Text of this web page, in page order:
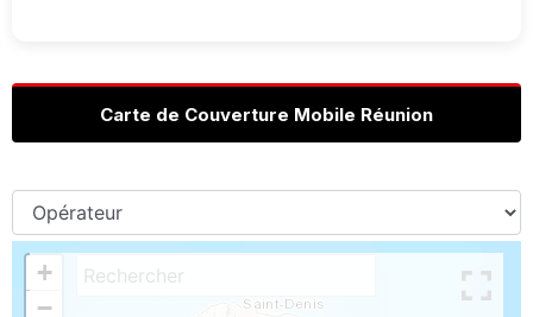
Carte de Couverture Mobile Réunion